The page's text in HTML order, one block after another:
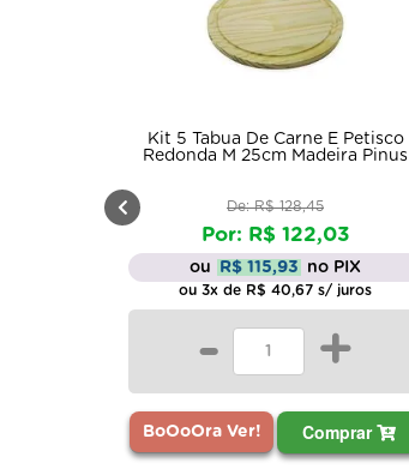
Kit 5 Tabua De Carne E Petisco
Redonda M 25cm Madeira Pinus
De: R$ 128,45
Por: R$ 122,03
ou R$ 115,93 no PIX
ou 3x de R$ 40,67 s/ juros
- +
BoOoOra Ver! Comprar